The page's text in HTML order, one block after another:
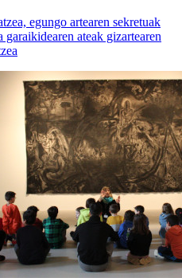
egungo artearen sekretuak
garaikidearen ateak gizartearen